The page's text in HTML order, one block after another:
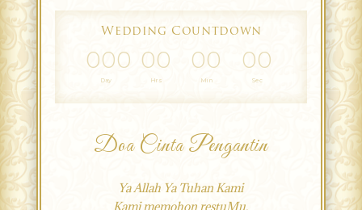
Wedding Countdown
000
Day
00
Hrs
00
Min
00
Sec
Doa Cinta Pengantin
Ya Allah Ya Tuhan Kami
Kami memohon restuMu,